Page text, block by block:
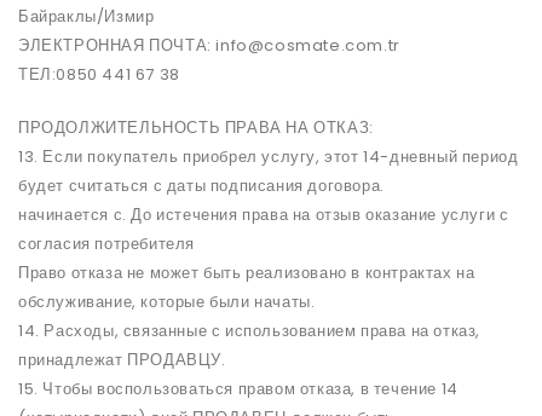
Байраклы/Измир
ЭЛЕКТРОННАЯ ПОЧТА: info@cosmate.com.tr
ТЕЛ:0850 441 67 38
ПРОДОЛЖИТЕЛЬНОСТЬ ПРАВА НА ОТКАЗ:
13. Если покупатель приобрел услугу, этот 14-дневный период
будет считаться с даты подписания договора.
начинается с. До истечения права на отзыв оказание услуги с
согласия потребителя
Право отказа не может быть реализовано в контрактах на
обслуживание, которые были начаты.
14. Расходы, связанные с использованием права на отказ,
принадлежат ПРОДАВЦУ.
15. Чтобы воспользоваться правом отказа, в течение 14